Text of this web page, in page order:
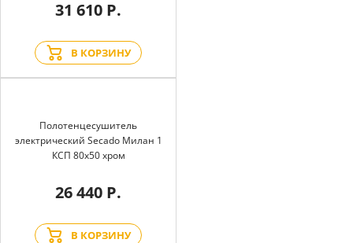
31 610 Р.
В КОРЗИНУ
Полотенцесушитель
электрический Secado Милан 1
КСП 80x50 хром
26 440 Р.
В КОРЗИНУ